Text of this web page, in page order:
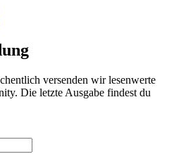
versenden wir lesenwerte
Die letzte Ausgabe findest du